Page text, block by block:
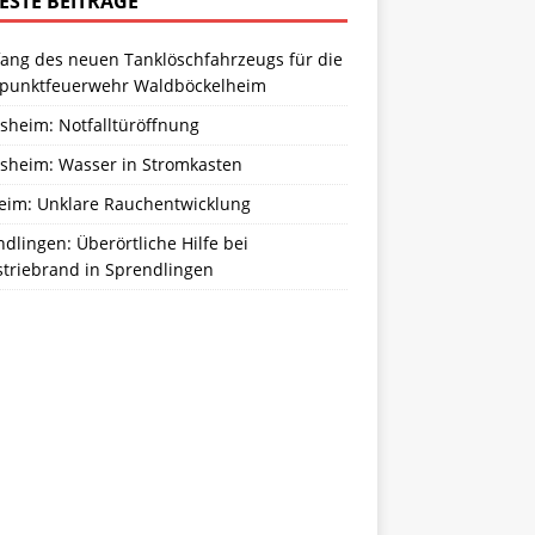
des neuen Tanklöschfahrzeugs für die
Waldböckelheim
Notfalltüröffnung
Wasser in Stromkasten
Unklare Rauchentwicklung
Überörtliche Hilfe bei
in Sprendlingen